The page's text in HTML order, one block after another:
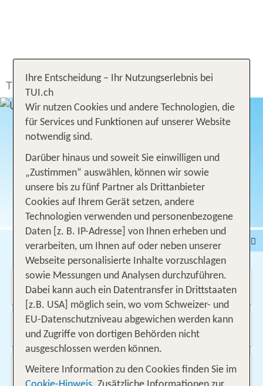
TUI.ch Ferien buchen Ferien Türkei Cesme
CESME
Pauschalferien
Hotel
Städtereisen
% DEALS
Ferienhaus
Kreuzfahrten
Fahrzeuge Ausflüge
Wo soll es hin gehen?
Von wo?
Schweiz
Wann & wie lange?
09.08.2026 - 24.05.2027, 1 Woche
Ihre Entscheidung – Ihr Nutzungserlebnis bei
TUI.ch
Wir nutzen Cookies und andere Technologien, die
für Services und Funktionen auf unserer Website
notwendig sind.
Darüber hinaus und soweit Sie einwilligen und
„Zustimmen“ auswählen, können wir sowie
unsere bis zu fünf Partner als Drittanbieter
Cookies auf Ihrem Gerät setzen, andere
Technologien verwenden und personenbezogene
Daten [z. B. IP-Adresse] von Ihnen erheben und
verarbeiten, um Ihnen auf oder neben unserer
Webseite personalisierte Inhalte vorzuschlagen
sowie Messungen und Analysen durchzuführen.
Dabei kann auch ein Datentransfer in Drittstaaten
[z.B. USA] möglich sein, wo vom Schweizer- und
EU-Datenschutzniveau abgewichen werden kann
und Zugriffe von dortigen Behörden nicht
ausgeschlossen werden können.
Weitere Information zu den Cookies finden Sie im